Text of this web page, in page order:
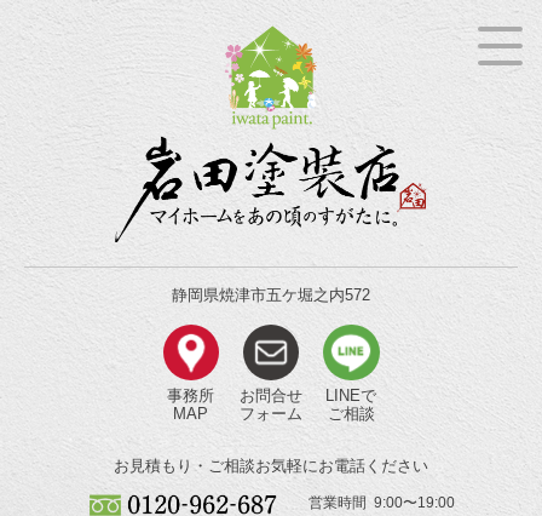
静岡県焼津市五ケ堀之内572
事務所
MAP
お問合せ
フォーム
LINEで
ご相談
お見積もり・ご相談お気軽にお電話ください
営業時間 9:00〜19:00